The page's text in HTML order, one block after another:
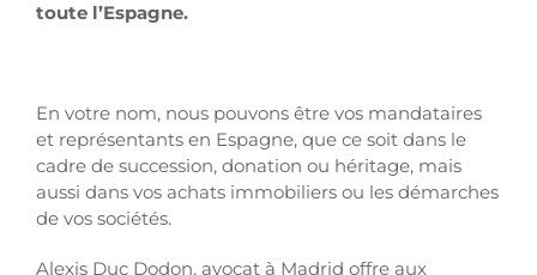
toute l’Espagne.
En votre nom, nous pouvons être vos mandataires
et représentants en Espagne, que ce soit dans le
cadre de succession, donation ou héritage, mais
aussi dans vos achats immobiliers ou les démarches
de vos sociétés.
Alexis Duc Dodon, avocat à Madrid offre aux